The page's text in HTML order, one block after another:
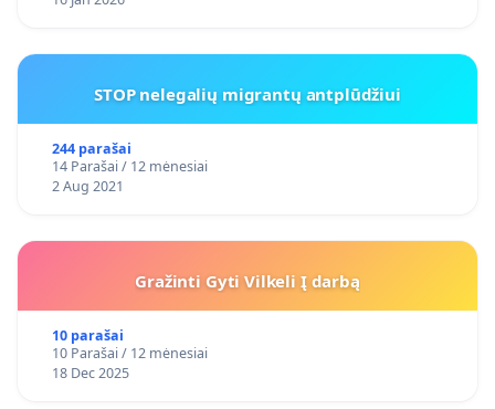
STOP nelegalių migrantų antplūdžiui
244 parašai
14 Parašai / 12 mėnesiai
2 Aug 2021
Gražinti Gyti Vilkeli Į darbą
10 parašai
10 Parašai / 12 mėnesiai
18 Dec 2025